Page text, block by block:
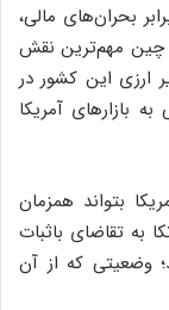
بحران‌های مالی،
چین مهم‌ترین نقش
ارزی این کشور در
به بازارهای آمریکا
بتواند همزمان
به تقاضای باثبات
وضعیتی که از آن